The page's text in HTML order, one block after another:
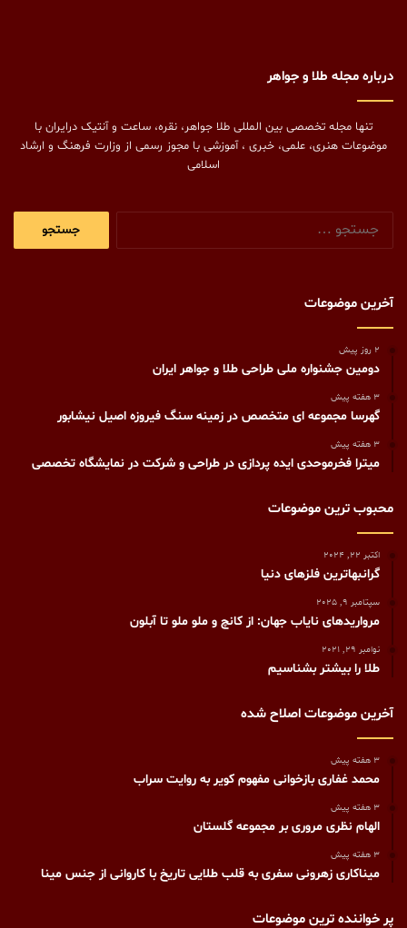
درباره مجله طلا و جواهر
تنها مجله تخصصی بین المللی طلا جواهر، نقره، ساعت و آنتیک درایران با
موضوعات هنری، علمی، خبری ، آموزشی با مجوز رسمی از وزارت فرهنگ و ارشاد
اسلامی
آخرین موضوعات
2 روز پیش
دومین جشنواره ملی طراحی طلا و جواهر ایران
3 هفته پیش
گهرسا مجموعه ای متخصص در زمینه سنگ فیروزه اصیل نیشابور
3 هفته پیش
میترا فخرموحدی ایده پردازی در طراحی و شرکت در نمایشگاه تخصصی
محبوب ترین موضوعات
اکتبر 22, 2024
گرانبهاترین فلزهای دنیا
سپتامبر 9, 2025
مرواریدهای نایاب جهان: از کانچ و ملو ملو تا آبلون
نوامبر 29, 2021
طلا را بیشتر بشناسیم
آخرین موضوعات اصلاح شده
3 هفته پیش
محمد غفاری بازخوانی مفهوم کویر به روایت سراب
3 هفته پیش
الهام نظری مروری بر مجموعه گلستان
3 هفته پیش
میناکاری زهرونی سفری به قلب طلایی تاریخ با کاروانی از جنس مینا
پر خواننده ترین موضوعات